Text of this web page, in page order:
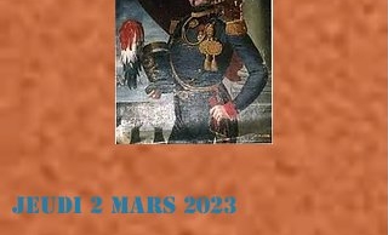
Jeudi 2 mars 2023